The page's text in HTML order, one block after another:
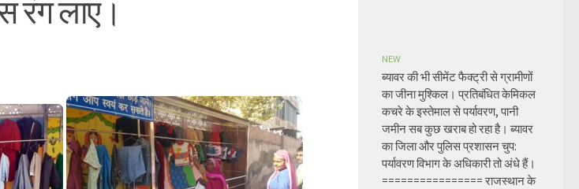
रंग लाए।
NEW
ब्यावर की भी सीमेंट फैक्ट्री से ग्रामीणों
का जीना मुश्किल। प्रतिबंधित केमिकल
कचरे के इस्तेमाल से पर्यावरण, पानी
जमीन सब कुछ खराब हो रहा है। ब्यावर
का जिला और पुलिस प्रशासन चुप:
पर्यावरण विभाग के अधिकारी तो अंधे हैं।
================ राजस्थान के